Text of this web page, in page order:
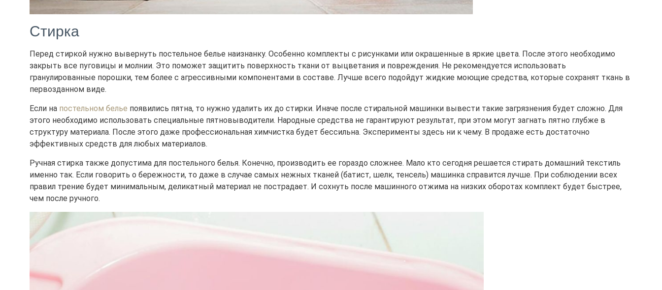
Стирка
Перед стиркой нужно вывернуть постельное белье наизнанку. Особенно комплекты с рисунками или окрашенные в яркие цвета. После этого необходимо
закрыть все пуговицы и молнии. Это поможет защитить поверхность ткани от выцветания и повреждения. Не рекомендуется использовать
гранулированные порошки, тем более с агрессивными компонентами в составе. Лучше всего подойдут жидкие моющие средства, которые сохранят ткань в
первозданном виде.
Если на постельном белье появились пятна, то нужно удалить их до стирки. Иначе после стиральной машинки вывести такие загрязнения будет сложно. Для
этого необходимо использовать специальные пятновыводители. Народные средства не гарантируют результат, при этом могут загнать пятно глубже в
структуру материала. После этого даже профессиональная химчистка будет бессильна. Эксперименты здесь ни к чему. В продаже есть достаточно
эффективных средств для любых материалов.
Ручная стирка также допустима для постельного белья. Конечно, производить ее гораздо сложнее. Мало кто сегодня решается стирать домашний текстиль
именно так. Если говорить о бережности, то даже в случае самых нежных тканей (батист, шелк, тенсель) машинка справится лучше. При соблюдении всех
правил трение будет минимальным, деликатный материал не пострадает. И сохнуть после машинного отжима на низких оборотах комплект будет быстрее,
чем после ручного.